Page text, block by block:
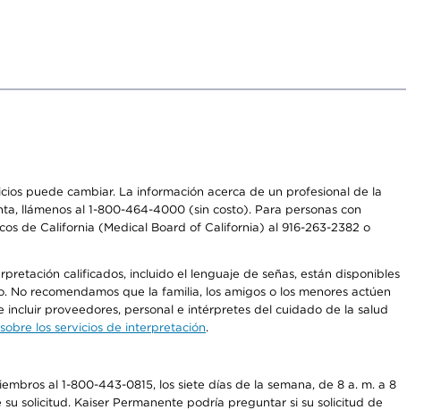
puede cambiar. La información acerca de un profesional de la
llámenos al 1-800-464-4000 (sin costo). Para personas con
de California (Medical Board of California) al 916-263-2382 o
calificados, incluido el lenguaje de señas, están disponibles
recomendamos que la familia, los amigos o los menores actúen
proveedores, personal e intérpretes del cuidado de la salud
los servicios de interpretación.
al 1-800-443-0815, los siete días de la semana, de 8 a. m. a 8
solicitud. Kaiser Permanente podría preguntar si su solicitud de